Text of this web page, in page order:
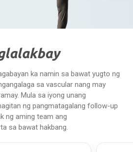
ka namin sa bawat yugto ng
sa vascular nang may
Mula sa iyong unang
ng pangmatagalang follow-up
ng aming team ang
sa bawat hakbang.